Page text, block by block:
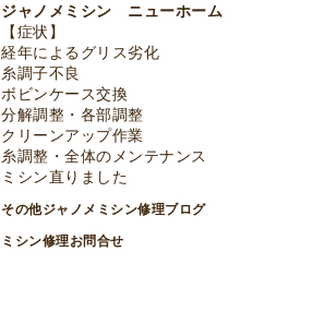
ジャノメミシン ニューホーム
【症状】
経年によるグリス劣化
糸調子不良
ボビンケース交換
分解調整・各部調整
クリーンアップ作業
糸調整・全体のメンテナンス
ミシン直りました
その他ジャノメミシン修理ブログ
ミシン修理お問合せ